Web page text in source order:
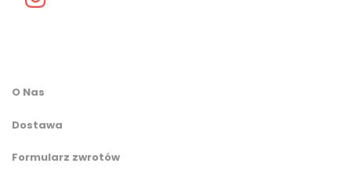
O Nas
Dostawa
Formularz zwrotów